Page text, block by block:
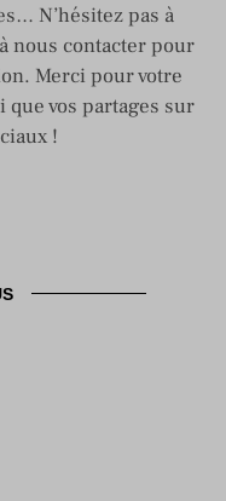
N’hésitez pas à
nous contacter pour
Merci pour votre
que vos partages sur
!